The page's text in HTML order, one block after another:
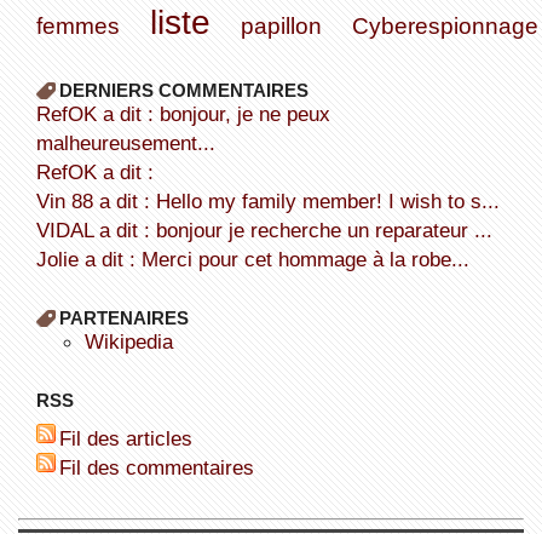
femmes
liste papillon Cyberespionnage
DERNIERS COMMENTAIRES
refOK a dit : bonjour, je ne peux
malheureusement...
refOK a dit :
Vin 88 a dit : Hello my family member! I wish to s...
VIDAL a dit : bonjour je recherche un reparateur ...
Jolie a dit : Merci pour cet hommage à la robe...
PARTENAIRES
wikipedia
RSS
Fil des articles
Fil des commentaires